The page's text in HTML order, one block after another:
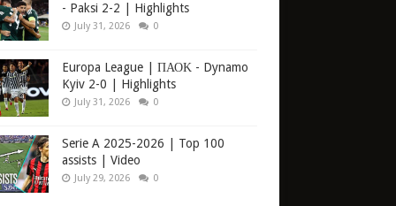
- Paksi 2-2 | Highlights
July 31, 2026 0
Europa League | ΠΑΟΚ - Dynamo
Kyiv 2-0 | Highlights
July 31, 2026 0
Serie A 2025-2026 | Top 100
assists | Video
July 29, 2026 0